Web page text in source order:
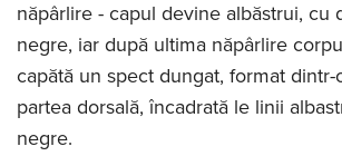
năpârlire - capul devine albăstrui, cu
negre, iar după ultima năpârlire
capătă un spect dungat, format
partea dorsală, încadrată le linii
negre.